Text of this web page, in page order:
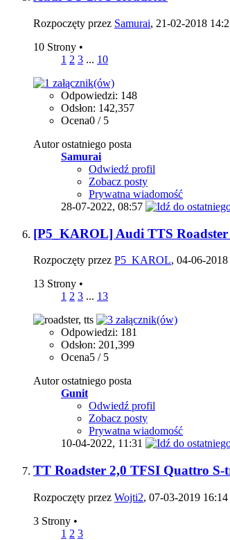
Rozpoczęty przez Samurai, 21-02-2018
10 Strony •
1 2 3 ... 10
Odpowiedzi: 148
Odsłon: 142,357
Ocena0 / 5
Autor ostatniego posta
Samurai
Odwiedź profil
Zobacz posty
Prywatna wiadomość
28-07-2022, 08:57
[P5_KAROL] Audi TTS
Rozpoczęty przez P5_KAROL, 04-06-2018
13 Strony •
1 2 3 ... 13
Odpowiedzi: 181
Odsłon: 201,399
Ocena5 / 5
Autor ostatniego posta
Gunit
Odwiedź profil
Zobacz posty
Prywatna wiadomość
10-04-2022, 11:31
TT Roadster 2,0 TFSI Quattro
Rozpoczęty przez Wojti2, 07-03-2019 16:14
3 Strony •
1 2 3